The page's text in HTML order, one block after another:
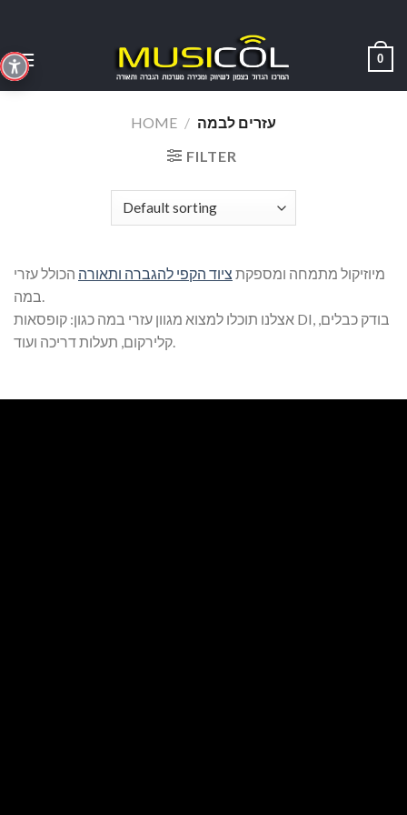
content
0
HOME / עזרים לבמה
FILTER
מיוזיקול מתמחה ומספקת ציוד הקפי להגברה ותאורה הכולל עזרי
במה.
אצלנו תוכלו למצוא מגוון עזרי במה כגון: קופסאות DI, בודק כבלים,
קלירקום, תעלות דריכה ועוד.